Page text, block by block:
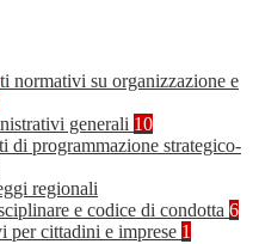
normativi su organizzazione e
generali 10
di programmazione strategico-
regionali
e codice di condotta 6
per cittadini e imprese 1